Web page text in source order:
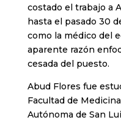
costado el trabajo a
hasta el pasado 30
como la médico del
aparente razón
cesada del puesto.
Abud Flores fue
Facultad de
Autónoma de San